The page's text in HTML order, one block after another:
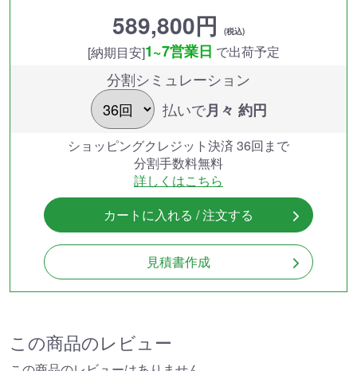
589,800円 (税込)
[納期目安]1~7営業日 で出荷予定
分割シミュレーション
払いで月々 約円
ショッピングクレジット決済 36回まで
分割手数料無料
詳しくはこちら
カートに入れる / 注文する
見積書作成
この商品のレビュー